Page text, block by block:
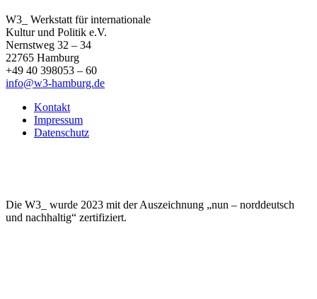
W3_ Werkstatt für internationale
Kultur und Politik e.V.
Nernstweg 32 – 34
22765 Hamburg
+49 40 398053 – 60
info@w3-hamburg.de
Kontakt
Impressum
Datenschutz
Die W3_ wurde 2023 mit der Auszeichnung „nun – norddeutsch
und nachhaltig“ zertifiziert.